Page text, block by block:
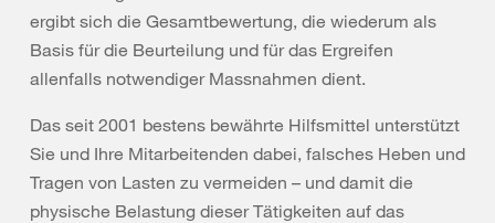
ergibt sich die Gesamtbewertung, die wiederum als
Basis für die Beurteilung und für das Ergreifen
allenfalls notwendiger Massnahmen dient.
Das seit 2001 bestens bewährte Hilfsmittel unterstützt
Sie und Ihre Mitarbeitenden dabei, falsches Heben und
Tragen von Lasten zu vermeiden – und damit die
physische Belastung dieser Tätigkeiten auf das